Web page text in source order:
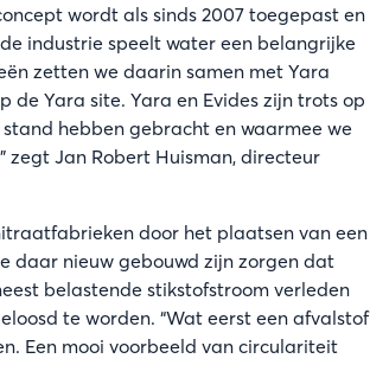
wordt als sinds 2007 toegepast en
industrie speelt water een belangrijke
zetten we daarin samen met Yara
de Yara site. Yara en Evides zijn trots op
hebben gebracht en waarmee we
zegt Jan Robert Huisman, directeur
door het plaatsen van een
daar nieuw gebouwd zijn zorgen dat
belastende stikstofstroom verleden
te worden. “Wat eerst een afvalstof
Een mooi voorbeeld van circulariteit